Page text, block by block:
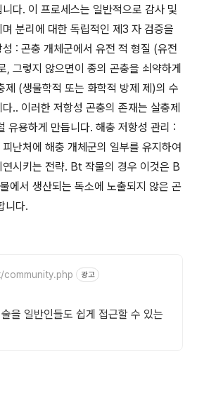
다. 이 프로세스는 일반적으로 감사 및
분리에 대한 독립적인 제3 자 검증을
: 곤충 개체군에서 유전 적 형질 (유전
, 그렇지 않으면이 종의 곤충을 쇠약하게
제 (생물학적 또는 화학적 방제 제)의 수
.. 이러한 저항성 곤충의 존재는 살충제
유용하게 만듭니다. 해충 저항성 관리 :
난처에 해충 개체군의 일부를 유지하여
시키는 전략. Bt 작물의 경우 이것은 B
에서 생산되는 독소에 노출되지 않은 곤
니다.
광고
을 일반인들도 쉽게 접근할 수 있는